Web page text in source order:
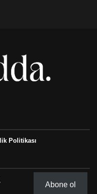
Politikası
Abone ol